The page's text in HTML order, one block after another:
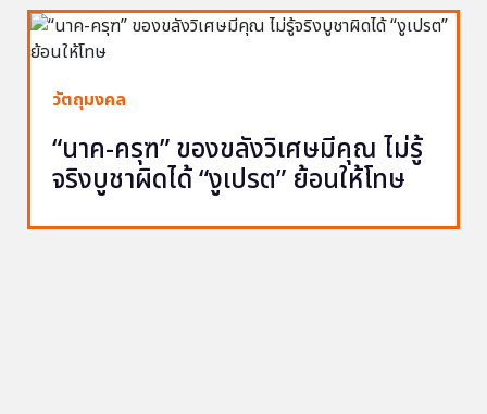
วัตถุมงคล
“นาค-ครุฑ” ของขลังวิเศษมีคุณ ไม่รู้
จริงบูชาผิดได้ “งูเปรต” ย้อนให้โทษ